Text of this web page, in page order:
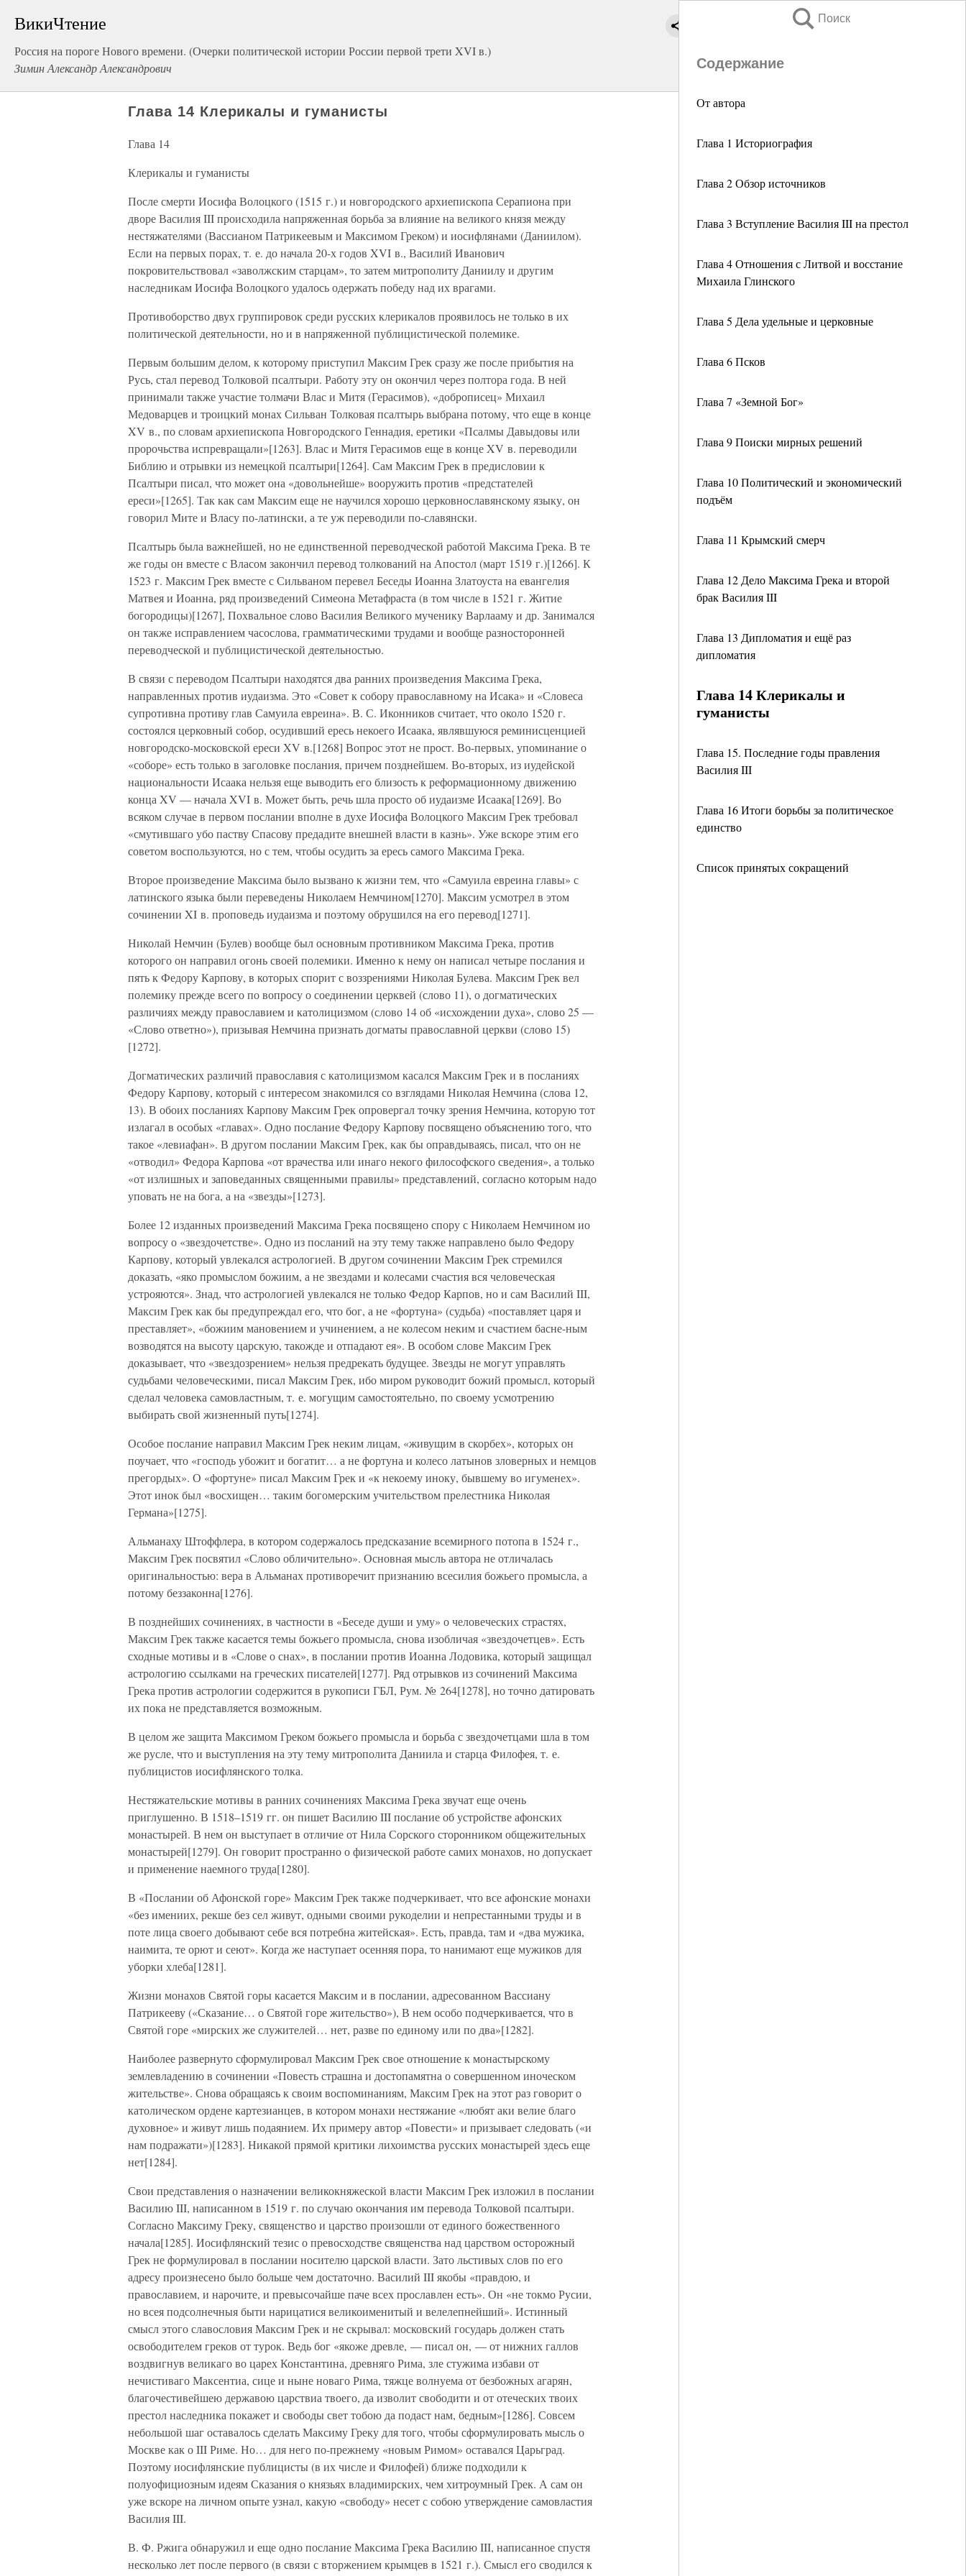
ВикиЧтение
Россия на пороге Нового времени. (Очерки политической истории России первой трети XVI в.)
Зимин Александр Александрович
Поиск
Содержание
От автора
Глава 1 Историография
Глава 2 Обзор источников
Глава 3 Вступление Василия III на престол
Глава 4 Отношения с Литвой и восстание
Михаила Глинского
Глава 5 Дела удельные и церковные
Глава 6 Псков
Глава 7 «Земной Бог»
Глава 9 Поиски мирных решений
Глава 10 Политический и экономический
подъём
Глава 11 Крымский смерч
Глава 12 Дело Максима Грека и второй
брак Василия III
Глава 13 Дипломатия и ещё раз
дипломатия
Глава 14 Клерикалы и
гуманисты
Глава 15. Последние годы правления
Василия III
Глава 16 Итоги борьбы за политическое
единство
Список принятых сокращений
Глава 14 Клерикалы и гуманисты
Глава 14
Клерикалы и гуманисты
После смерти Иосифа Волоцкого (1515 г.) и новгородского архиепископа Серапиона при
дворе Василия III происходила напряженная борьба за влияние на великого князя между
нестяжателями (Вассианом Патрикеевым и Максимом Греком) и иосифлянами (Даниилом).
Если на первых порах, т. е. до начала 20-х годов XVI в., Василий Иванович
покровительствовал «заволжским старцам», то затем митрополиту Даниилу и другим
наследникам Иосифа Волоцкого удалось одержать победу над их врагами.
Противоборство двух группировок среди русских клерикалов проявилось не только в их
политической деятельности, но и в напряженной публицистической полемике.
Первым большим делом, к которому приступил Максим Грек сразу же после прибытия на
Русь, стал перевод Толковой псалтыри. Работу эту он окончил через полтора года. В ней
принимали также участие толмачи Влас и Митя (Герасимов), «доброписец» Михаил
Медоварцев и троицкий монах Сильван Толковая псалтырь выбрана потому, что еще в конце
XV в., по словам архиепископа Новгородского Геннадия, еретики «Псалмы Давыдовы или
пророчьства испревращали»[1263]. Влас и Митя Герасимов еще в конце XV в. переводили
Библию и отрывки из немецкой псалтыри[1264]. Сам Максим Грек в предисловии к
Псалтыри писал, что может она «довольнейше» вооружить против «предстателей
ереси»[1265]. Так как сам Максим еще не научился хорошо церковнославянскому языку, он
говорил Мите и Власу по-латински, а те уж переводили по-славянски.
Псалтырь была важнейшей, но не единственной переводческой работой Максима Грека. В те
же годы он вместе с Власом закончил перевод толкований на Апостол (март 1519 г.)[1266]. К
1523 г. Максим Грек вместе с Сильваном перевел Беседы Иоанна Златоуста на евангелия
Матвея и Иоанна, ряд произведений Симеона Метафраста (в том числе в 1521 г. Житие
богородицы)[1267], Похвальное слово Василия Великого мученику Варлааму и др. Занимался
он также исправлением часослова, грамматическими трудами и вообще разносторонней
переводческой и публицистической деятельностью.
В связи с переводом Псалтыри находятся два ранних произведения Максима Грека,
направленных против иудаизма. Это «Совет к собору православному на Исака» и «Словеса
супротивна противу глав Самуила евреина». В. С. Иконников считает, что около 1520 г.
состоялся церковный собор, осудивший ересь некоего Исаака, являвшуюся реминисценцией
новгородско-московской ереси XV в.[1268] Вопрос этот не прост. Во-первых, упоминание о
«соборе» есть только в заголовке послания, причем позднейшем. Во-вторых, из иудейской
национальности Исаака нельзя еще выводить его близость к реформационному движению
конца XV — начала XVI в. Может быть, речь шла просто об иудаизме Исаака[1269]. Во
всяком случае в первом послании вполне в духе Иосифа Волоцкого Максим Грек требовал
«смутившаго убо паству Спасову предадите внешней власти в казнь». Уже вскоре этим его
советом воспользуются, но с тем, чтобы осудить за ересь самого Максима Грека.
Второе произведение Максима было вызвано к жизни тем, что «Самуила евреина главы» с
латинского языка были переведены Николаем Немчином[1270]. Максим усмотрел в этом
сочинении XI в. проповедь иудаизма и поэтому обрушился на его перевод[1271].
Николай Немчин (Булев) вообще был основным противником Максима Грека, против
которого он направил огонь своей полемики. Именно к нему он написал четыре послания и
пять к Федору Карпову, в которых спорит с воззрениями Николая Булева. Максим Грек вел
полемику прежде всего по вопросу о соединении церквей (слово 11), о догматических
различиях между православием и католицизмом (слово 14 об «исхождении духа», слово 25 —
«Слово ответно»), призывая Немчина признать догматы православной церкви (слово 15)
[1272].
Догматических различий православия с католицизмом касался Максим Грек и в посланиях
Федору Карпову, который с интересом знакомился со взглядами Николая Немчина (слова 12,
13). В обоих посланиях Карпову Максим Грек опровергал точку зрения Немчина, которую тот
излагал в особых «главах». Одно послание Федору Карпову посвящено объяснению того, что
такое «левиафан». В другом послании Максим Грек, как бы оправдываясь, писал, что он не
«отводил» Федора Карпова «от врачества или инаго некого философского сведения», а только
«от излишных и заповеданных священными правилы» представлений, согласно которым надо
уповать не на бога, а на «звезды»[1273].
Более 12 изданных произведений Максима Грека посвящено спору с Николаем Немчином ио
вопросу о «звездочетстве». Одно из посланий на эту тему также направлено было Федору
Карпову, который увлекался астрологией. В другом сочинении Максим Грек стремился
доказать, «яко промыслом божиим, а не звездами и колесами счастия вся человеческая
устрояются». Знад, что астрологией увлекался не только Федор Карпов, но и сам Василий III,
Максим Грек как бы предупреждал его, что бог, а не «фортуна» (судьба) «поставляет царя и
преставляет», «божиим мановением и учинением, а не колесом неким и счастием басне-ным
возводятся на высоту царскую, такожде и отпадают ея». В особом слове Максим Грек
доказывает, что «звездозрением» нельзя предрекать будущее. Звезды не могут управлять
судьбами человеческими, писал Максим Грек, ибо миром руководит божий промысл, который
сделал человека самовластным, т. е. могущим самостоятельно, по своему усмотрению
выбирать свой жизненный путь[1274].
Особое послание направил Максим Грек неким лицам, «живущим в скорбех», которых он
поучает, что «господь убожит и богатит… а не фортуна и колесо латынов зловерных и немцов
прегордых». О «фортуне» писал Максим Грек и «к некоему иноку, бывшему во игуменех».
Этот инок был «восхищен… таким богомерским учительством прелестника Николая
Германа»[1275].
Альманаху Штоффлера, в котором содержалось предсказание всемирного потопа в 1524 г.,
Максим Грек посвятил «Слово обличительно». Основная мысль автора не отличалась
оригинальностью: вера в Альманах противоречит признанию всесилия божьего промысла, а
потому беззаконна[1276].
В позднейших сочинениях, в частности в «Беседе души и уму» о человеческих страстях,
Максим Грек также касается темы божьего промысла, снова изобличая «звездочетцев». Есть
сходные мотивы и в «Слове о снах», в послании против Иоанна Лодовика, который защищал
астрологию ссылками на греческих писателей[1277]. Ряд отрывков из сочинений Максима
Грека против астрологии содержится в рукописи ГБЛ, Рум. № 264[1278], но точно датировать
их пока не представляется возможным.
В целом же защита Максимом Греком божьего промысла и борьба с звездочетцами шла в том
же русле, что и выступления на эту тему митрополита Даниила и старца Филофея, т. е.
публицистов иосифлянского толка.
Нестяжательские мотивы в ранних сочинениях Максима Грека звучат еще очень
приглушенно. В 1518–1519 гг. он пишет Василию III послание об устройстве афонских
монастырей. В нем он выступает в отличие от Нила Сорского сторонником общежительных
монастырей[1279]. Он говорит пространно о физической работе самих монахов, но допускает
и применение наемного труда[1280].
В «Послании об Афонской горе» Максим Грек также подчеркивает, что все афонские монахи
«без имениих, рекше без сел живут, одными своими рукоделии и непрестанными труды и в
поте лица своего добывают себе вся потребна житейская». Есть, правда, там и «два мужика,
наимита, те орют и сеют». Когда же наступает осенняя пора, то нанимают еще мужиков для
уборки хлеба[1281].
Жизни монахов Святой горы касается Максим и в послании, адресованном Вассиану
Патрикееву («Сказание… о Святой горе жительство»), В нем особо подчеркивается, что в
Святой горе «мирских же служителей… нет, разве по единому или по два»[1282].
Наиболее развернуто сформулировал Максим Грек свое отношение к монастырскому
землевладению в сочинении «Повесть страшна и достопамятна о совершенном иноческом
жительстве». Снова обращаясь к своим воспоминаниям, Максим Грек на этот раз говорит о
католическом ордене картезианцев, в котором монахи нестяжание «любят аки велие благо
духовное» и живут лишь подаянием. Их примеру автор «Повести» и призывает следовать («и
нам подражати»)[1283]. Никакой прямой критики лихоимства русских монастырей здесь еще
нет[1284].
Свои представления о назначении великокняжеской власти Максим Грек изложил в послании
Василию III, написанном в 1519 г. по случаю окончания им перевода Толковой псалтыри.
Согласно Максиму Греку, священство и царство произошли от единого божественного
начала[1285]. Иосифлянский тезис о превосходстве священства над царством осторожный
Грек не формулировал в послании носителю царской власти. Зато льстивых слов по его
адресу произнесено было больше чем достаточно. Василий III якобы «правдою, и
православием, и нарочите, и превысочайше паче всех прославлен есть». Он «не токмо Русии,
но всея подсолнечныя быти нарицатися великоименитый и велелепнейший». Истинный
смысл этого славословия Максим Грек и не скрывал: московский государь должен стать
освободителем греков от турок. Ведь бог «якоже древле, — писал он, — от нижних галлов
воздвигнув великаго во царех Константина, древняго Рима, зле стужима избави от
нечистиваго Максентиа, сице и ныне новаго Рима, тяжце волнуема от безбожных агарян,
благочестивейшею державою царствиа твоего, да изволит свободити и от отеческих твоих
престол наследника покажет и свободы свет тобою да подаст нам, бедным»[1286]. Совсем
небольшой шаг оставалось сделать Максиму Греку для того, чтобы сформулировать мысль о
Москве как о III Риме. Но… для него по-прежнему «новым Римом» оставался Царьград.
Поэтому иосифлянские публицисты (в их числе и Филофей) ближе подходили к
полуофициозным идеям Сказания о князьях владимирских, чем хитроумный Грек. А сам он
уже вскоре на личном опыте узнал, какую «свободу» несет с собою утверждение самовластия
Василия III.
В. Ф. Ржига обнаружил и еще одно послание Максима Грека Василию III, написанное спустя
несколько лет после первого (в связи с вторжением крымцев в 1521 г.). Смысл его сводился к